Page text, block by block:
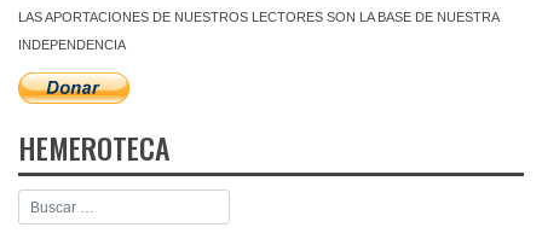
LAS APORTACIONES DE NUESTROS LECTORES SON LA BASE DE NUESTRA
INDEPENDENCIA
HEMEROTECA